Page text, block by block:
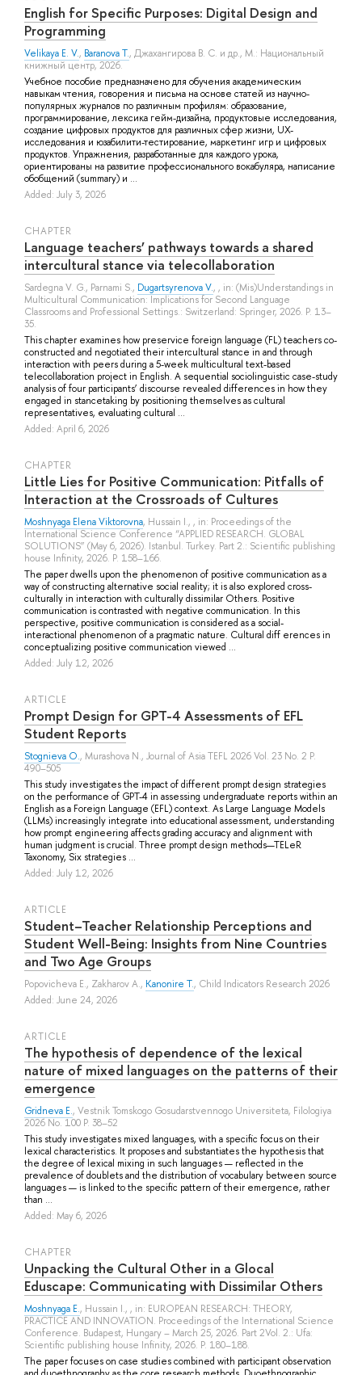
English for Specific Purposes: Digital Design and
Programming
Velikaya E. V., Baranova T., Джахангирова В. С. и др., M.: Национальный
книжный центр, 2026.
Учебное пособие предназначено для обучения академическим
навыкам чтения, говорения и письма на основе статей из научно-
популярных журналов по различным профилям: образование,
программирование, лексика гейм-дизайна, продуктовые исследования,
создание цифровых продуктов для различных сфер жизни, UX-
исследования и юзабилити-тестирование, маркетинг игр и цифровых
продуктов. Упражнения, разработанные для каждого урока,
ориентированы на развитие профессионального вокабуляра, написание
обобщений (summary) и ...
Added: July 3, 2026
СHAPTER
Language teachers’ pathways towards a shared
intercultural stance via telecollaboration
Sardegna V. G., Parnami S., Dugartsyrenova V., , in: (Mis)Understandings in
Multicultural Communication: Implications for Second Language
Classrooms and Professional Settings.: Switzerland: Springer, 2026. P. 13–
35.
This chapter examines how preservice foreign language (FL) teachers co-
constructed and negotiated their intercultural stance in and through
interaction with peers during a 5-week multicultural text-based
telecollaboration project in English. A sequential sociolinguistic case-study
analysis of four participants’ discourse revealed differences in how they
engaged in stancetaking by positioning themselves as cultural
representatives, evaluating cultural ...
Added: April 6, 2026
СHAPTER
Little Lies for Positive Communication: Pitfalls of
Interaction at the Crossroads of Cultures
Moshnyaga Elena Viktorovna, Hussain I., , in: Proceedings of the
International Science Conference “APPLIED RESEARCH. GLOBAL
SOLUTIONS” (May 6, 2026). Istanbul. Turkey. Part 2.: Scientific publishing
house Infinity, 2026. P. 158–166.
The paper dwells upon the phenomenon of positive communication as a
way of constructing alternative social reality; it is also explored cross-
culturally in interaction with culturally dissimilar Others. Positive
communication is contrasted with negative communication. In this
perspective, positive communication is considered as a social-
interactional phenomenon of a pragmatic nature. Cultural diff erences in
conceptualizing positive communication viewed ...
Added: July 12, 2026
ARTICLE
Prompt Design for GPT-4 Assessments of EFL
Student Reports
Stognieva O., Murashova N., Journal of Asia TEFL 2026 Vol. 23 No. 2 P.
490–505
This study investigates the impact of different prompt design strategies
on the performance of GPT-4 in assessing undergraduate reports within an
English as a Foreign Language (EFL) context. As Large Language Models
(LLMs) increasingly integrate into educational assessment, understanding
how prompt engineering affects grading accuracy and alignment with
human judgment is crucial. Three prompt design methods—TELeR
Taxonomy, Six strategies ...
Added: July 12, 2026
ARTICLE
Student–Teacher Relationship Perceptions and
Student Well-Being: Insights from Nine Countries
and Two Age Groups
Popovicheva E., Zakharov A., Kanonire T., Child Indicators Research 2026
Added: June 24, 2026
ARTICLE
The hypothesis of dependence of the lexical
nature of mixed languages on the patterns of their
emergence
Gridneva E., Vestnik Tomskogo Gosudarstvennogo Universiteta, Filologiya
2026 No. 100 P. 38–52
This study investigates mixed languages, with a specific focus on their
lexical characteristics. It proposes and substantiates the hypothesis that
the degree of lexical mixing in such languages — reflected in the
prevalence of doublets and the distribution of vocabulary between source
languages — is linked to the specific pattern of their emergence, rather
than ...
Added: May 6, 2026
СHAPTER
Unpacking the Cultural Other in a Glocal
Eduscape: Communicating with Dissimilar Others
Moshnyaga E., Hussain I., , in: EUROPEAN RESEARCH: THEORY,
PRACTICE AND INNOVATION. Proceedings of the International Science
Conference. Budapest, Hungary – March 25, 2026. Part 2Vol. 2.: Ufa:
Scientific publishing house Infinity, 2026. P. 180–188.
The paper focuses on case studies combined with participant observation